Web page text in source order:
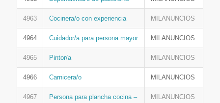
4963 Cocinera/o con experiencia MILANUNCIOS
4964 Cuidador/a para persona mayor MILANUNCIOS
4965 Pintor/a MILANUNCIOS
4966 Carnicera/o MILANUNCIOS
4967
Persona para plancha cocina –
MILANUNCIOS